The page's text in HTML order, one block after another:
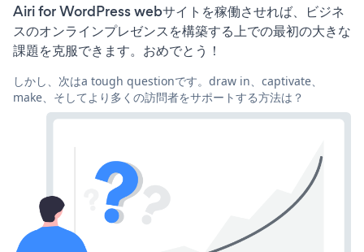
Airi for WordPress webサイトを稼働させれば、ビジネ
スのオンラインプレゼンスを構築する上での最初の大きな
課題を克服できます。おめでとう！
しかし、次はa tough questionです。draw in、captivate、
make、そしてより多くの訪問者をサポートする方法は？